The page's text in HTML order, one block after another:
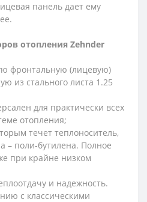
панель дает ему
отопления Zehnder
фронтальную (лицевую)
из стального листа 1.25
для практически всех
отопления;
течет теплоноситель,
– поли-бутилена. Полное
при крайне низком
и надежность.
с классическими